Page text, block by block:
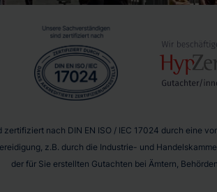
zertifiziert nach DIN EN ISO / IEC 17024 durch eine
z.B. durch die Industrie- und
der für Sie erstellten Gutachten bei Ämtern,